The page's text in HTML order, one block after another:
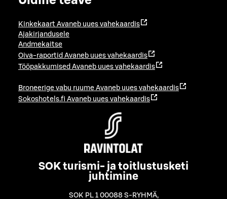
Kinkekaart Avaneb uues vahekaardis
Ajakirjandusele
Andmekaitse
Oiva-raportid Avaneb uues vahekaardis
Tööpakkumised Avaneb uues vahekaardis
Broneerige vabu ruume Avaneb uues vahekaardis
Sokoshotels.fi Avaneb uues vahekaardis
SOK turismi- ja toitlustusketi
juhtimine
SOK PL 1 00088 S-RYHMÄ,